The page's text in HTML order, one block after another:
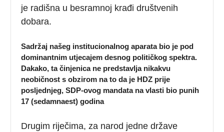
je radišna u besramnoj krađi društvenih
dobara.
Sadržaj našeg institucionalnog aparata bio je pod
dominantnim utjecajem desnog političkog spektra.
Dakako, ta činjenica ne predstavlja nikakvu
neobičnost s obzirom na to da je HDZ prije
posljednjeg, SDP-ovog mandata na vlasti bio punih
17 (sedamnaest) godina
Drugim riječima, za narod jedne države